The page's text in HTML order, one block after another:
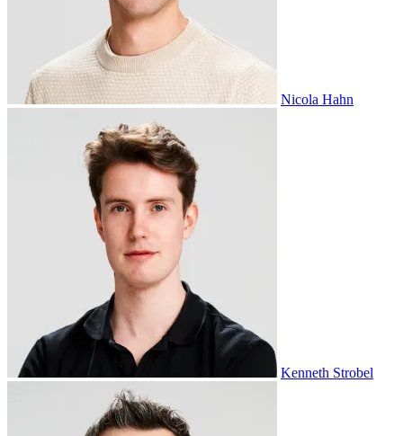
Nicola Hahn
Kenneth Strobel